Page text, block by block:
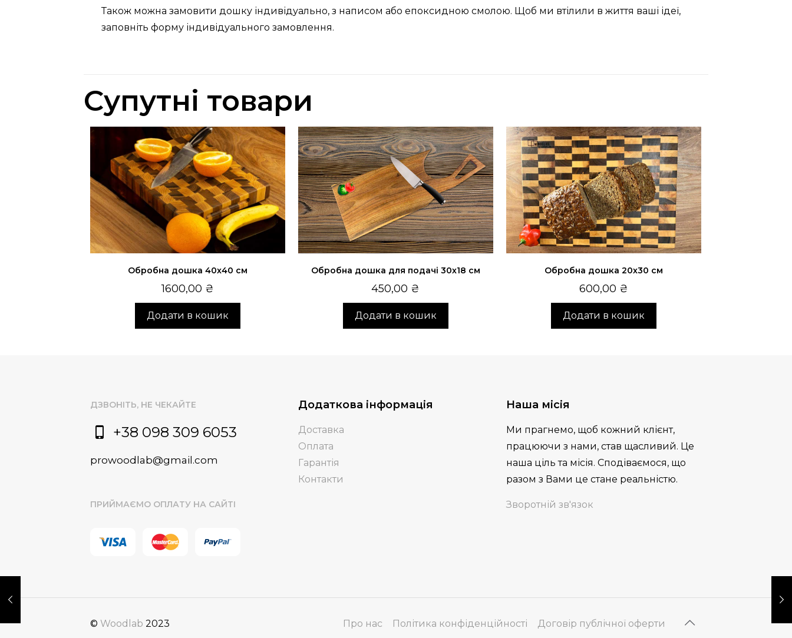
Також можна замовити дошку індивідуально, з написом або епоксидною смолою. Щоб ми втілили в життя ваші ідеї,
заповніть форму індивідуального замовлення.
Супутні товари
Обробна дошка 40х40 см
1600,00 ₴
Додати в кошик
Обробна дошка для подачі 30х18 см
450,00 ₴
Додати в кошик
Обробна дошка 20х30 см
600,00 ₴
Додати в кошик
ДЗВОНІТЬ, НЕ ЧЕКАЙТЕ
+38 098 309 6053
prowoodlab@gmail.com
ПРИЙМАЄМО ОПЛАТУ НА САЙТІ
Додаткова інформація
Доставка
Оплата
Гарантія
Контакти
Наша місія
Ми прагнемо, щоб кожний клієнт,
працюючи з нами, став щасливий. Це
наша ціль та місія. Сподіваємося, що
разом з Вами це стане реальністю.
Зворотній зв'язок
© Woodlab 2023 Про нас Політика конфіденційності Договір публічної оферти